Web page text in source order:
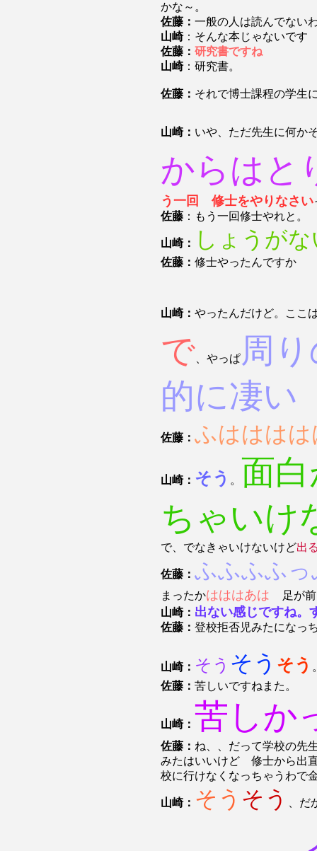
かな～。
佐藤： 一般の人は読んでない
山崎：そんな本じゃないです
佐藤： 研究書ですね
山崎：研究書。
佐藤： それで博士課程の学生
山崎： いや、ただ先生に何か
からはと
う一回 修士をやりなさい
佐藤 ：もう一回修士やれと。
山崎： しょうが
佐藤： 修士やったんですか
山崎： やったんだけど。ここ
で 、やっぱ 周
的に凄い
佐藤： ふはははは
山崎： そう 。 面
ちゃいけ
で、でなきゃいけないけど出
佐藤： ふふふふ
まったかはははあは
足が
山崎： 出ない感じですね。
佐藤： 登校拒否児みたになっ
山崎： そう そう そう
佐藤： 苦しいですねまた。
山崎： 苦しか
佐藤： ね、、だって学校の先
みたはいいけど 修士から出
校に行けなくなっちゃうわで
山崎： そう そう 、だ